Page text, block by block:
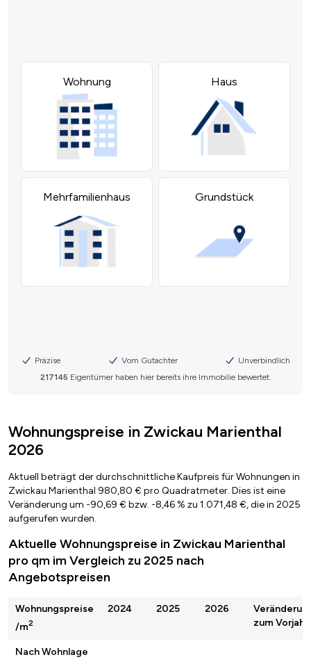
Wohnungspreise in Zwickau Marienthal
2026
Aktuell beträgt der durchschnittliche Kaufpreis für Wohnungen in
Zwickau Marienthal 980,80 € pro Quadratmeter. Dies ist eine
Veränderung um -90,69 € bzw. -8,46 % zu 1.071,48 €, die in 2025
aufgerufen wurden.
Aktuelle Wohnungspreise in Zwickau Marienthal
pro qm im Vergleich zu 2025 nach
Angebotspreisen
Wohnungspreise
/m2
2024 2025 2026
zum Vorjahr
Nach Wohnlage